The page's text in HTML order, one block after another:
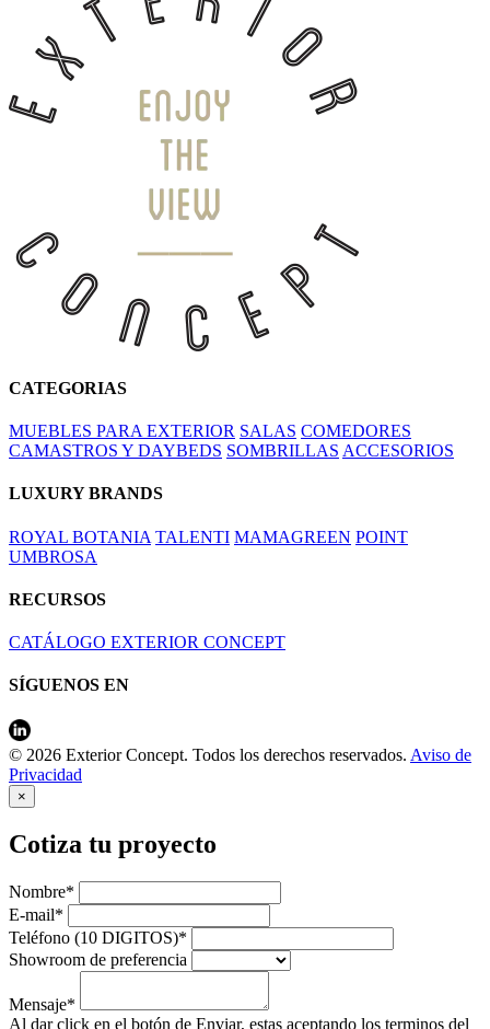
CATEGORIAS
MUEBLES PARA EXTERIOR SALAS COMEDORES
CAMASTROS Y DAYBEDS SOMBRILLAS ACCESORIOS
LUXURY BRANDS
ROYAL BOTANIA TALENTI MAMAGREEN POINT
UMBROSA
RECURSOS
CATÁLOGO EXTERIOR CONCEPT
SÍGUENOS EN
© 2026 Exterior Concept. Todos los derechos reservados. Aviso de
Privacidad
×
Cotiza tu proyecto
Nombre*
E-mail*
Teléfono (10 DIGITOS)*
Showroom de preferencia
Mensaje*
Al dar click en el botón de Enviar, estas aceptando los terminos del